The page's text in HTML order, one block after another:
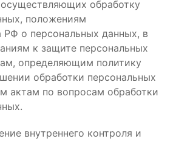
обработку
положениям
РФ о персональных данных, в
к защите персональных
определяющим политику
обработки персональных
актам по вопросам обработки
внутреннего контроля и